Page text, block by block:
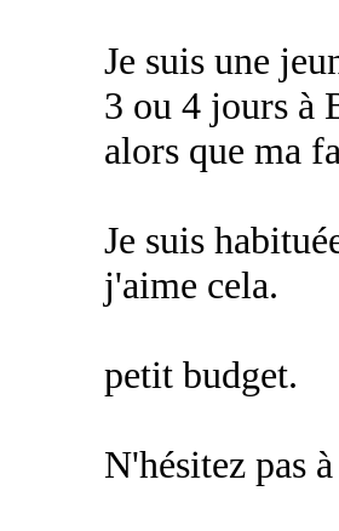
Je suis une
3 ou 4 jours à
alors que ma
Je suis
j'aime cela.
petit budget.
N'hésitez pas